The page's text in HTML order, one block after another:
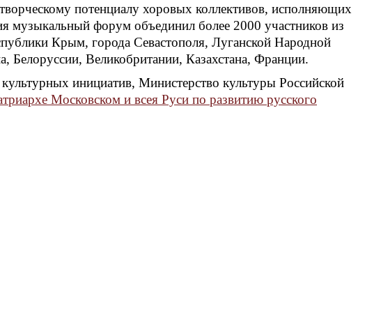
потенциалу хоровых коллективов, исполняющих
музыкальный форум объединил более 2000 участников из
Крым, города Севастополя, Луганской Народной
Белоруссии, Великобритании, Казахстана, Франции.
инициатив, Министерство культуры Российской
Московском и всея Руси по развитию русского